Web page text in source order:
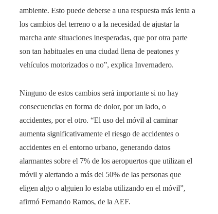
ambiente. Esto puede deberse a una respuesta más lenta a
los cambios del terreno o a la necesidad de ajustar la
marcha ante situaciones inesperadas, que por otra parte
son tan habituales en una ciudad llena de peatones y
vehículos motorizados o no”, explica Invernadero.
Ninguno de estos cambios será importante si no hay
consecuencias en forma de dolor, por un lado, o
accidentes, por el otro. “El uso del móvil al caminar
aumenta significativamente el riesgo de accidentes o
accidentes en el entorno urbano, generando datos
alarmantes sobre el 7% de los aeropuertos que utilizan el
móvil y alertando a más del 50% de las personas que
eligen algo o alguien lo estaba utilizando en el móvil”,
afirmó Fernando Ramos, de la AEF.